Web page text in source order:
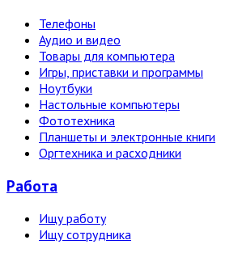
Телефоны
Аудио и видео
Товары для компьютера
Игры, приставки и программы
Ноутбуки
Настольные компьютеры
Фототехника
Планшеты и электронные книги
Оргтехника и расходники
Работа
Ищу работу
Ищу сотрудника